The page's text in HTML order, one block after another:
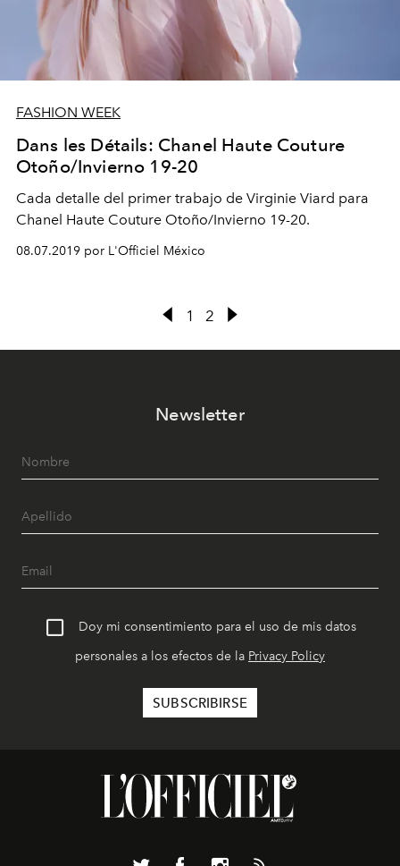
FASHION WEEK
Dans les Détails: Chanel Haute Couture
Otoño/Invierno 19-20
Cada detalle del primer trabajo de Virginie Viard para
Chanel Haute Couture Otoño/Invierno 19-20.
08.07.2019 por L'Officiel México
1 2
Newsletter
Doy mi consentimiento para el uso de mis datos
personales a los efectos de la Privacy Policy